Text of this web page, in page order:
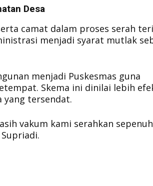
Desa
camat dalam proses serah
menjadi syarat mutlak
menjadi Puskesmas guna
Skema ini dinilai lebih
yang tersendat.
vakum kami serahkan